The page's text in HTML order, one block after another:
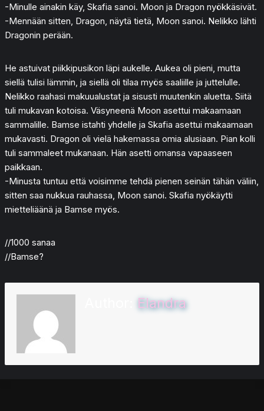
-Minulle ainakin käy, Skafia sanoi. Moon ja Dragon nyökkäsivät.
-Mennään sitten, Dragon, näytä tietä, Moon sanoi. Nelikko lähti
Dragonin perään.
He astuivat piikkipusikon läpi aukelle. Aukea oli pieni, mutta
siellä tulisi lämmin, ja siellä oli tilaa myös saaliille ja juttelulle.
Nelikko raahasi makuualustat ja sisusti muutenkin aluetta. Siitä
tuli mukavan kotoisa. Väsyneenä Moon asettui makaamaan
sammalille. Bamse istahti yhdelle ja Skafia asettui makaamaan
mukavasti. Dragon oli vielä hakemassa omia alusiaan. Pian kolli
tuli sammaleet mukanaan. Hän asetti omansa vapaaseen
paikkaan.
-Minusta tuntuu että voisimme tehdä pienen seinän tähän väliin,
sitten saa nukkua rauhassa, Moon sanoi. Skafia nyökäytti
mietteliäänä ja Bamse myös.
//1000 sanaa
//Bamse?
Elandra